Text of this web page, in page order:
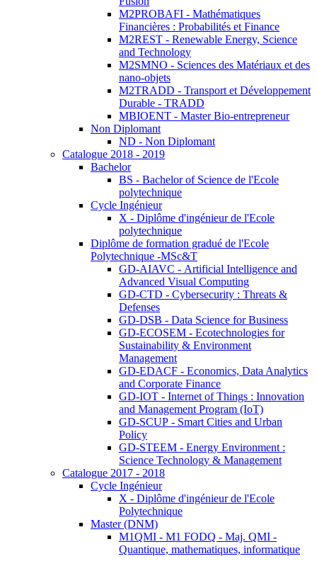
M2PROBAFI - Mathématiques
Financières : Probabilités et Finance
M2REST - Renewable Energy, Science
and Technology
M2SMNO - Sciences des Matériaux et des
nano-objets
M2TRADD - Transport et Développement
Durable - TRADD
MBIOENT - Master Bio-entrepreneur
Non Diplomant
ND - Non Diplomant
Catalogue 2018 - 2019
Bachelor
BS - Bachelor of Science de l'Ecole
polytechnique
Cycle Ingénieur
X - Diplôme d'ingénieur de l'Ecole
polytechnique
Diplôme de formation gradué de l'Ecole
Polytechnique -MSc&T
GD-AIAVC - Artificial Intelligence and
Advanced Visual Computing
GD-CTD - Cybersecurity : Threats &
Defenses
GD-DSB - Data Science for Business
GD-ECOSEM - Ecotechnologies for
Sustainability & Environment
Management
GD-EDACF - Economics, Data Analytics
and Corporate Finance
GD-IOT - Internet of Things : Innovation
and Management Program (IoT)
GD-SCUP - Smart Cities and Urban
Policy
GD-STEEM - Energy Environment :
Science Technology & Management
Catalogue 2017 - 2018
Cycle Ingénieur
X - Diplôme d'ingénieur de l'Ecole
Polytechnique
Master (DNM)
M1QMI - M1 FODQ - Maj. QMI -
Quantique, mathematiques, informatique